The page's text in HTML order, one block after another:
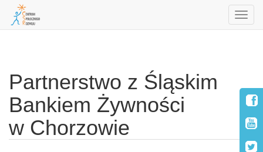
Partnerstwo z Śląskim
Bankiem Żywności
w Chorzowie